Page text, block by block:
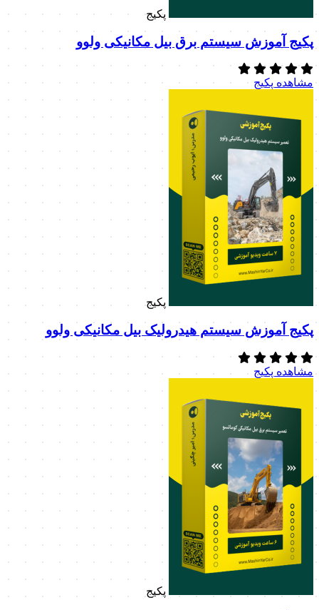
پکیج
پکیج آموزش سیستم برق بیل مکانیکی ولوو
مشاهده پکیج
پکیج
پکیج آموزش سیستم هیدرولیک بیل مکانیکی ولوو
مشاهده پکیج
پکیج